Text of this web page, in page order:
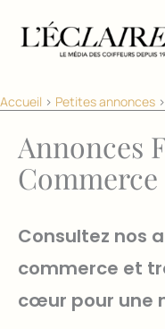
Accueil > Petites annonces >
Annonces
Commerce
Consultez nos
commerce et
cœur pour une